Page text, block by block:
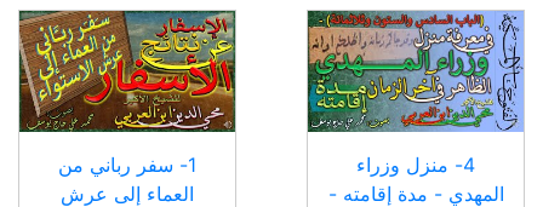
4- منزل وزراء
المهدي - مدة إقامته -
1- سفر رباني من
العماء إلى عرش